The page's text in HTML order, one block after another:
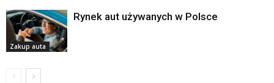
Zakup auta
Rynek aut używanych w Polsce